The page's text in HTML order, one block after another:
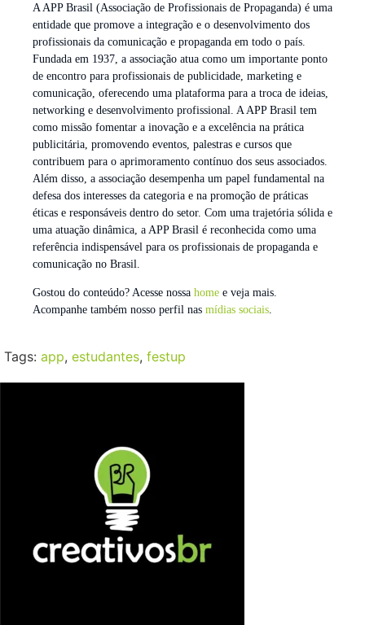
A APP Brasil (Associação de Profissionais de Propaganda) é uma
entidade que promove a integração e o desenvolvimento dos
profissionais da comunicação e propaganda em todo o país.
Fundada em 1937, a associação atua como um importante ponto
de encontro para profissionais de publicidade, marketing e
comunicação, oferecendo uma plataforma para a troca de ideias,
networking e desenvolvimento profissional. A APP Brasil tem
como missão fomentar a inovação e a excelência na prática
publicitária, promovendo eventos, palestras e cursos que
contribuem para o aprimoramento contínuo dos seus associados.
Além disso, a associação desempenha um papel fundamental na
defesa dos interesses da categoria e na promoção de práticas
éticas e responsáveis dentro do setor. Com uma trajetória sólida e
uma atuação dinâmica, a APP Brasil é reconhecida como uma
referência indispensável para os profissionais de propaganda e
comunicação no Brasil.
Gostou do conteúdo? Acesse nossa home e veja mais.
Acompanhe também nosso perfil nas mídias sociais.
Tags: app, estudantes, festup